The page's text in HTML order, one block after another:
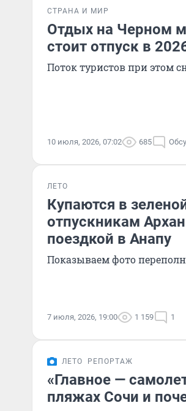
СТРАНА И МИР
Отдых на Черном
стоит отпуск в
Поток туристов при этом
10 июля, 2026, 07:02 685
ЛЕТО
Купаются в
отпускникам
поездкой в Анапу
Показываем фото
7 июля, 2026, 19:00 1 159 1
ЛЕТО РЕПОРТАЖ
«Главное —
пляжах Сочи и